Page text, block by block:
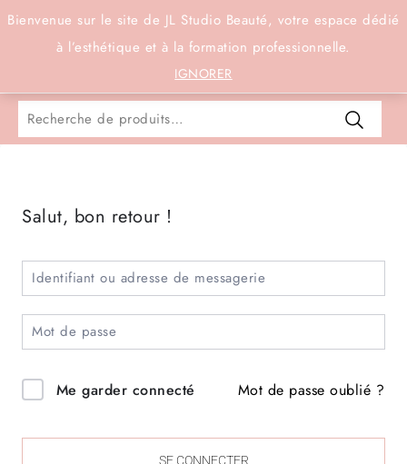
Bienvenue sur le site de JL Studio Beauté, votre espace dédié
à l’esthétique et à la formation professionnelle.
IGNORER
Connexion
Salut, bon retour !
Me garder connecté Mot de passe oublié ?
SE CONNECTER